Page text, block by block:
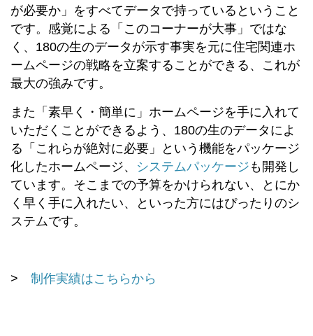
が必要か」をすべてデータで持っているということ
です。感覚による「このコーナーが大事」ではな
く、180の生のデータが示す事実を元に住宅関連ホ
ームページの戦略を立案することができる、これが
最大の強みです。
また「素早く・簡単に」ホームページを手に入れて
いただくことができるよう、180の生のデータによ
る「これらが絶対に必要」という機能をパッケージ
化したホームページ、 システムパッケージ も開発し
ています。そこまでの予算をかけられない、とにか
く早く手に入れたい、といった方にはぴったりのシ
ステムです。
> 制作実績はこちらから